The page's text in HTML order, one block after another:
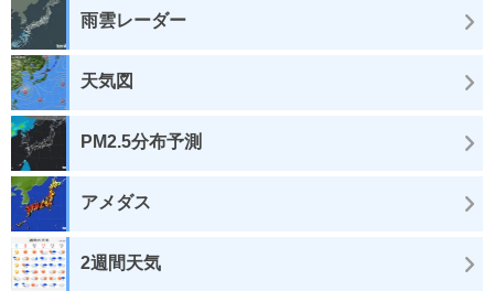
雨雲レーダー
天気図
PM2.5分布予測
アメダス
2週間天気